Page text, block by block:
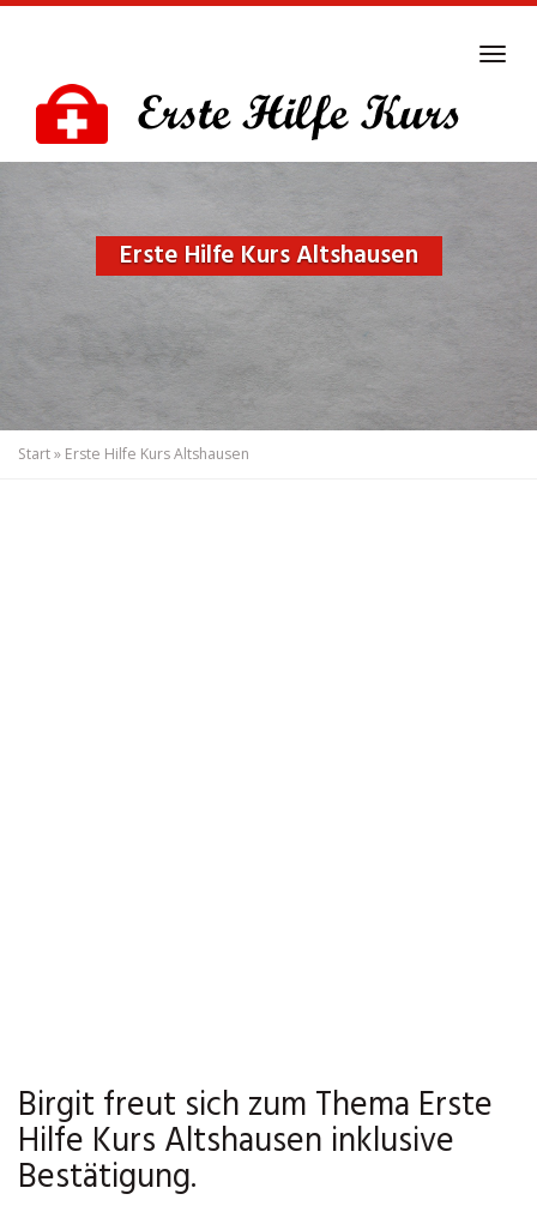
content
Erste Hilfe Kurs Altshausen
Start» Erste Hilfe Kurs Altshausen
Birgit freut sich zum Thema Erste
Hilfe Kurs Altshausen inklusive
Bestätigung.